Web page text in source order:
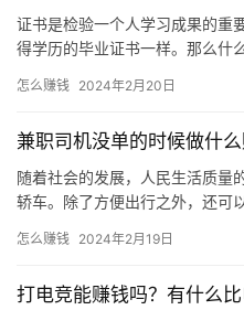
证书是检验一个人学习成果的重
得学历的毕业证书一样。那么什
程…
怎么赚钱 2024年2月20日
兼职司机没单的时候做什么
随着社会的发展，人民生活质量
轿车。除了方便出行之外，还可
约车行…
怎么赚钱 2024年2月19日
打电竞能赚钱吗？有什么比